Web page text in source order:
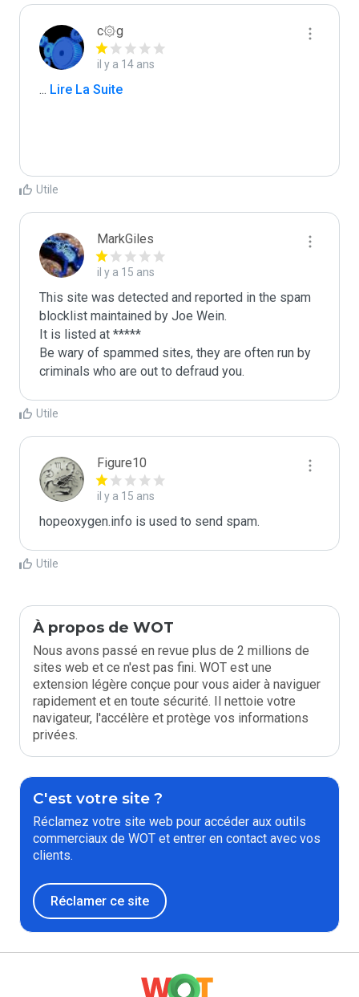
c۞g
il y a 14 ans
... Lire La Suite
Utile
MarkGiles
il y a 15 ans
This site was detected and reported in the spam
blocklist maintained by Joe Wein.
It is listed at *****
Be wary of spammed sites, they are often run by
criminals who are out to defraud you.
Utile
Figure10
il y a 15 ans
hopeoxygen.info is used to send spam.
Utile
À propos de WOT
Nous avons passé en revue plus de 2 millions de
sites web et ce n'est pas fini. WOT est une
extension légère conçue pour vous aider à naviguer
rapidement et en toute sécurité. Il nettoie votre
navigateur, l'accélère et protège vos informations
privées.
C'est votre site ?
Réclamez votre site web pour accéder aux outils
commerciaux de WOT et entrer en contact avec vos
clients.
Réclamer ce site